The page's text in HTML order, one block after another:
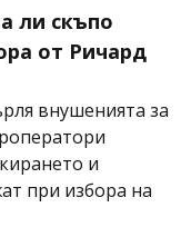
ли скъпо
от Ричард
внушенията за
и
при избора на